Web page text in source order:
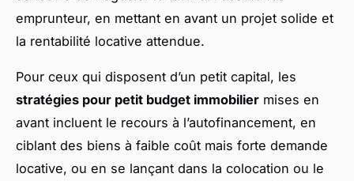
emprunteur, en mettant en avant un projet solide et
la rentabilité locative attendue.
Pour ceux qui disposent d’un petit capital, les
stratégies pour petit budget immobilier mises en
avant incluent le recours à l’autofinancement, en
ciblant des biens à faible coût mais forte demande
locative, ou en se lançant dans la colocation ou le